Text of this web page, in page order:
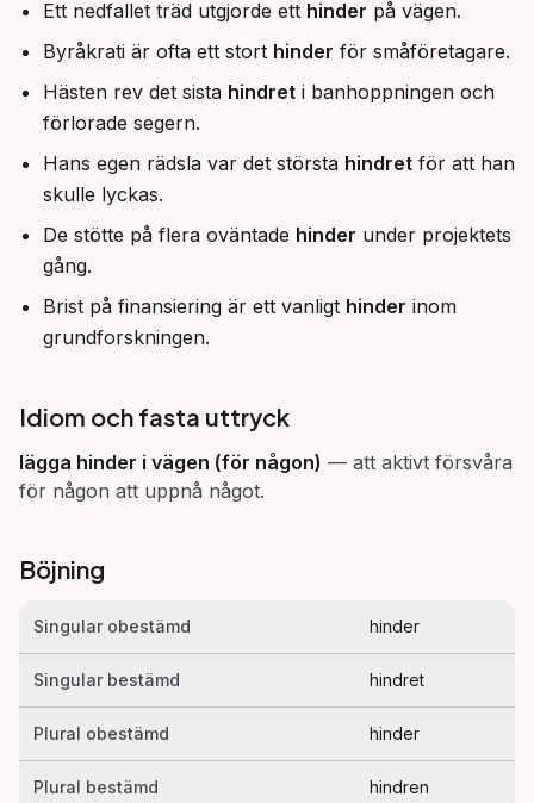
Ett nedfallet träd utgjorde ett hinder på vägen.
Byråkrati är ofta ett stort hinder för småföretagare.
Hästen rev det sista hindret i banhoppningen och
förlorade segern.
Hans egen rädsla var det största hindret för att han
skulle lyckas.
De stötte på flera oväntade hinder under projektets
gång.
Brist på finansiering är ett vanligt hinder inom
grundforskningen.
Idiom och fasta uttryck
lägga hinder i vägen (för någon) — att aktivt försvåra
för någon att uppnå något.
Böjning
Singular obestämd hinder
Singular bestämd hindret
Plural obestämd hinder
Plural bestämd hindren